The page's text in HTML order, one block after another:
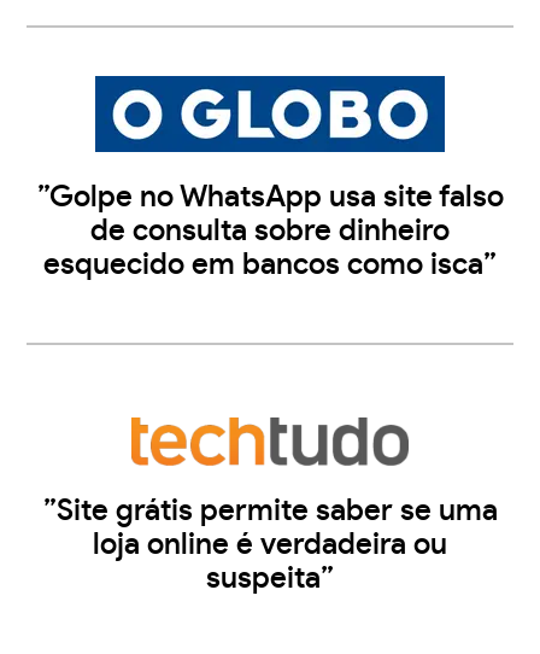
”Golpe no WhatsApp usa site falso
de consulta sobre dinheiro
esquecido em bancos como isca”
”Site grátis permite saber se uma
loja online é verdadeira ou
suspeita”